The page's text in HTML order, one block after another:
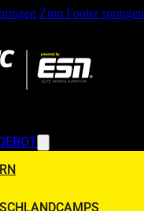
Zum Footer springen